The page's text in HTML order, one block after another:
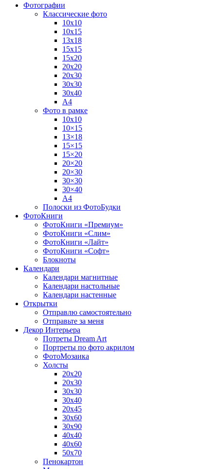
Фотографии
Классические фото
10х10
10х15
13х18
15х15
15х20
20х20
20х30
30х30
30х40
А4
Фото в рамке
10х10
10×15
13×18
15×15
15×20
20×20
20×30
30×30
30×40
A4
Полоски из ФотоБудки
ФотоКниги
ФотоКниги «Премиум»
ФотоКниги «Слим»
ФотоКниги «Лайт»
ФотоКниги «Софт»
Блокноты
Календари
Календари магнитные
Календари настольные
Календари настенные
Открытки
Отправлю самостоятельно
Отправьте за меня
Декор Интерьера
Потреты Dream Art
Портреты по фото акрилом
ФотоМозаика
Холсты
20х20
20х30
30х30
30х40
20х45
30х60
30х90
40х40
40х60
50х70
Пенокартон